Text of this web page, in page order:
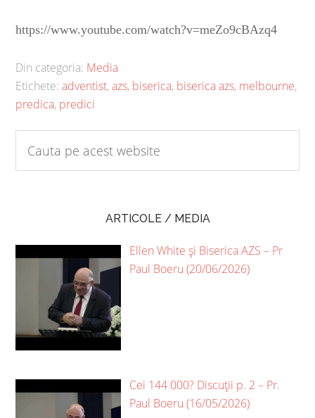
https://www.youtube.com/watch?v=meZo9cBAzq4
Din categoria: Media
Etichete:adventist,azs, biserica, biserica azs, melbourne,
predica, predici
ARTICOLE / MEDIA
Ellen White și Biserica AZS – Pr
Paul Boeru (20/06/2026)
Cei 144 000? Discuții p. 2 – Pr.
Paul Boeru (16/05/2026)